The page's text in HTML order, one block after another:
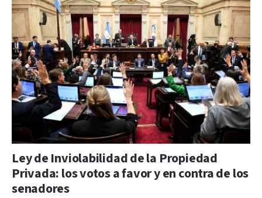
Ley de Inviolabilidad de la Propiedad
Privada: los votos a favor y en contra de los
senadores